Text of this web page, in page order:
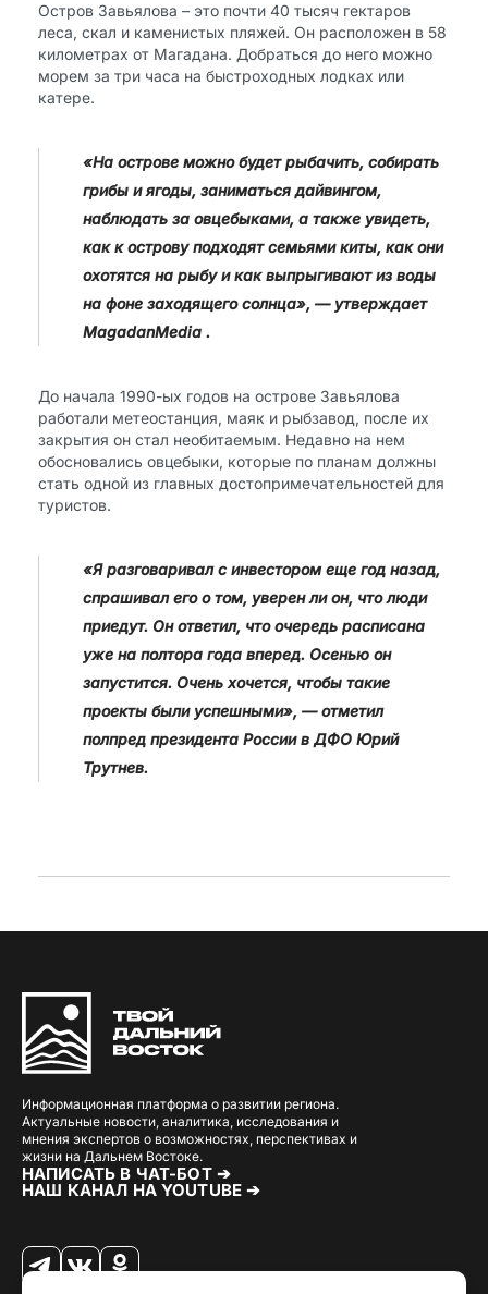
Остров Завьялова – это почти 40 тысяч гектаров
леса, скал и каменистых пляжей. Он расположен в 58
километрах от Магадана. Добраться до него можно
морем за три часа на быстроходных лодках или
катере.
«На острове можно будет рыбачить, собирать
грибы и ягоды, заниматься дайвингом,
наблюдать за овцебыками, а также увидеть,
как к острову подходят семьями киты, как они
охотятся на рыбу и как выпрыгивают из воды
на фоне заходящего солнца», — утверждает
MagadanMedia​ .
До начала 1990-ых годов на острове Завьялова
работали метеостанция, маяк и рыбзавод, после их
закрытия он стал необитаемым. Недавно на нем
обосновались овцебыки, которые по планам должны
стать одной из главных достопримечательностей для
туристов.
«Я разговаривал с инвестором еще год назад,
спрашивал его о том, уверен ли он, что люди
приедут. Он ответил, что очередь расписана
уже на полтора года вперед. Осенью он
запустится. Очень хочется, чтобы такие
проекты были успешными», — отметил​
полпред президента России в ДФО Юрий
Трутнев.
Информационная платформа о развитии региона.
Актуальные новости, аналитика, исследования и
мнения экспертов о возможностях, перспективах и
жизни на Дальнем Востоке.
НАПИСАТЬ В ЧАТ-БОТ ➔
НАШ КАНАЛ НА YOUTUBE ➔